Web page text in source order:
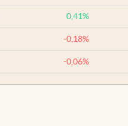
0,41%
-0,18%
-0,06%